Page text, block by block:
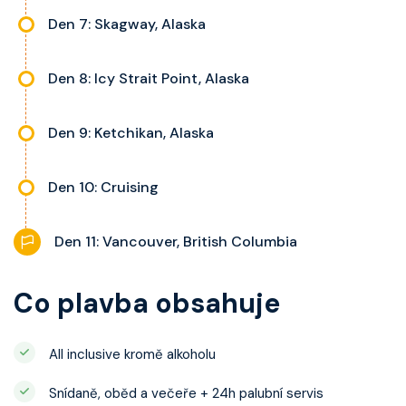
Den 7: Skagway, Alaska
Den 8: Icy Strait Point, Alaska
Den 9: Ketchikan, Alaska
Den 10: Cruising
Den 11: Vancouver, British Columbia
Co plavba obsahuje
All inclusive kromě alkoholu
Snídaně, oběd a večeře + 24h palubní servis